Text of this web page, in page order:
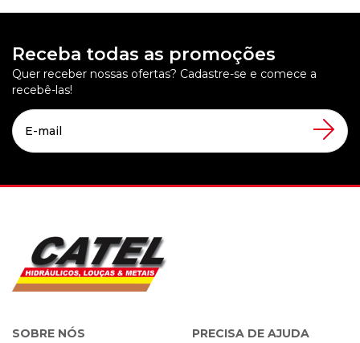
Receba todas as promoções
Quer receber nossas ofertas? Cadastre-se e comece a
recebê-las!
SOBRE NÓS PRECISA DE AJUDA